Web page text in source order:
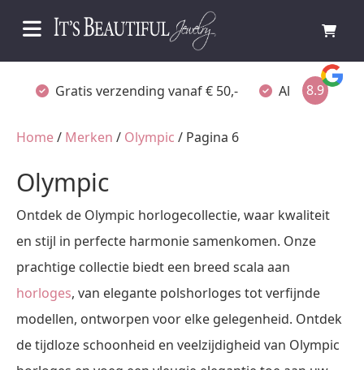
Gratis verzending vanaf € 50,- Altijd verpakt
8.9
Home/ Merken / Olympic / Pagina 6
Olympic
Ontdek de Olympic horlogecollectie, waar kwaliteit
en stijl in perfecte harmonie samenkomen. Onze
prachtige collectie biedt een breed scala aan
horloges, van elegante polshorloges tot verfijnde
modellen, ontworpen voor elke gelegenheid. Ontdek
de tijdloze schoonheid en veelzijdigheid van Olympic